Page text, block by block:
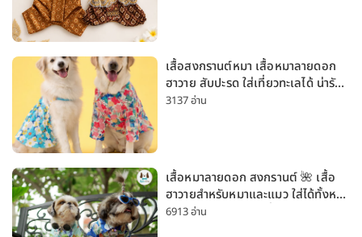
เสื้อสงกรานต์หมา เสื้อหมาลายดอก
ฮาวาย สับปะรด ใส่เที่ยวทะเลได้ น่ารัก
ใส่ได้ทั้งหมาเล็กและหมาใหญ่
3137 อ่าน
เสื้อหมาลายดอก สงกรานต์ 🌺 เสื้อ
ฮาวายสำหรับหมาและแมว ใส่ได้ทั้งหมา
เล็กและหมาใหญ่ ใส่เที่ยวทะเลน่ารัก
6913 อ่าน